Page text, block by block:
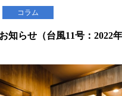
コラム
知らせ（台風11号：2022年